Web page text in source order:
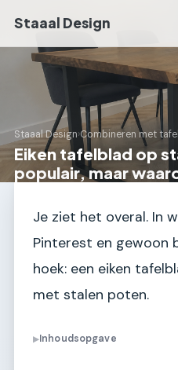
Staaal Design
Staaal Design›Combineren met tafel
Eiken tafelblad op
populair, maar
Je ziet het overal. In
Pinterest en gewoon
hoek: een eiken
met stalen poten.
▶Inhoudsopgave